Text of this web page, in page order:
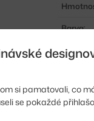
Barva:
Materiál:
Hlavní
si pamatovali, co
se pokaždé